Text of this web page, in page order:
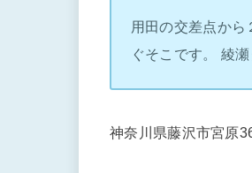
用田の交差点か
ぐそこです。 綾
神奈川県藤沢市宮原